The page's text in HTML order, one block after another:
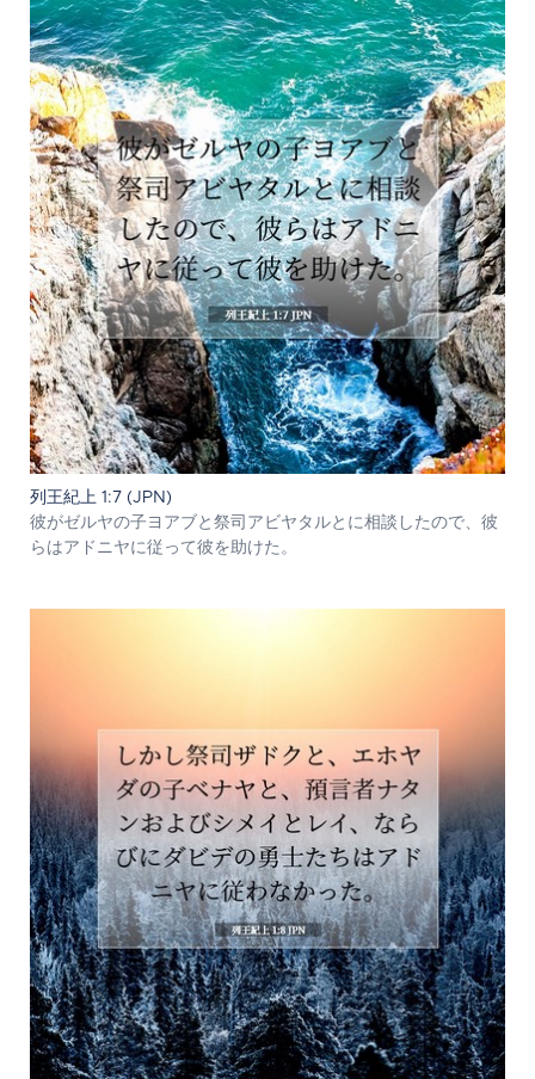
列王紀上 1:7 (JPN)
彼がゼルヤの子ヨアブと祭司アビヤタルとに相談したので、彼
らはアドニヤに従って彼を助けた。